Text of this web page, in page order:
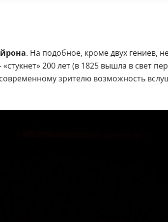
. На подобное, кроме двух гениев,
200 лет (в 1825 вышла в свет
зрителю возможность